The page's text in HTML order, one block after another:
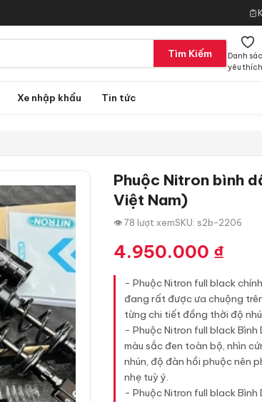
Tìm Kiếm
Danh
yêu thích
Xe nhập khẩu Tin tức
Phuộc Nitron bình
Việt Nam)
👁 78 lượt xemSKU: s2b-2206
4.950.000 ₫
- Phuộc Nitron full black
đang rất được ưa chuộng
từng chi tiết đồng thời độ
- Phuộc Nitron full black
màu sắc đen toàn bộ, nhìn
nhún, độ đàn hồi phuộc nên
nhẹ tuỳ ý.
- Phuộc Nitron full black